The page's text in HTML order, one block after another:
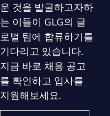
운 것을 발굴하고자하
는 이들이 GLG의 글
로벌 팀에 합류하기를
기다리고 있습니다.
지금 바로 채용 공고
를 확인하고 입사를
지원해보세요.